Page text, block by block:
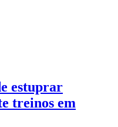
estuprar
treinos em